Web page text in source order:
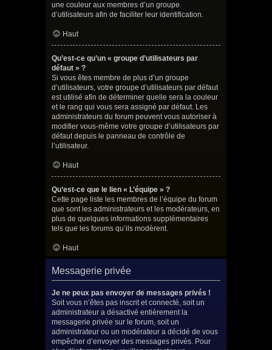
une couleur aux membres d’un groupe
d’utilisateurs afin de faciliter leur identification.
Haut
Qu’est-ce qu’un « groupe d’utilisateurs par
défaut » ?
Si vous êtes membre de plus d’un groupe
d’utilisateurs, votre groupe d’utilisateurs par défaut
est utilisé afin de déterminer quelle sera la couleur
et le rang qui vous sera assigné par défaut. Les
administrateurs du forum peuvent vous autoriser à
modifier vous-même votre groupe d’utilisateurs par
défaut depuis le panneau de contrôle de
l’utilisateur.
Haut
Qu’est-ce que le lien « L’équipe » ?
Cette page liste les membres de l’équipe du forum
que sont les administrateurs et les modérateurs, en
plus de quelques informations supplémentaires
tels que les forums qu’ils modèrent.
Haut
Messagerie privée
Je ne peux pas envoyer de messages privés !
Soit vous n’êtes pas inscrit et connecté, soit un
administrateur a désactivé entièrement la
messagerie privée sur le forum, soit un
administrateur ou un modérateur a décidé de vous
empêcher d’envoyer des messages privés. Pour